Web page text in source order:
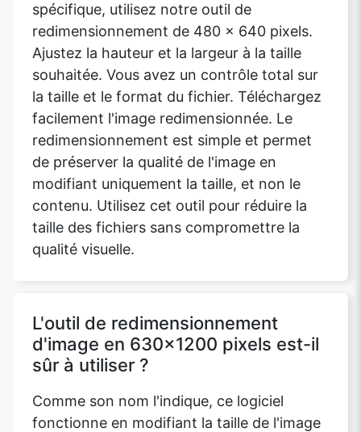
spécifique, utilisez notre outil de
redimensionnement de 480 x 640 pixels.
Ajustez la hauteur et la largeur à la taille
souhaitée. Vous avez un contrôle total sur
la taille et le format du fichier. Téléchargez
facilement l'image redimensionnée. Le
redimensionnement est simple et permet
de préserver la qualité de l'image en
modifiant uniquement la taille, et non le
contenu. Utilisez cet outil pour réduire la
taille des fichiers sans compromettre la
qualité visuelle.
L'outil de redimensionnement
d'image en 630x1200 pixels est-il
sûr à utiliser ?
Comme son nom l'indique, ce logiciel
fonctionne en modifiant la taille de l'image